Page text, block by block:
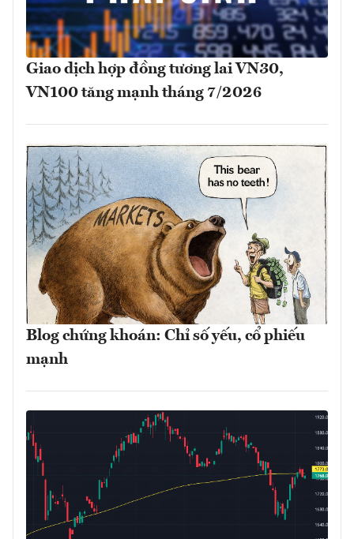
Giao dịch hợp đồng tương lai VN30,
VN100 tăng mạnh tháng 7/2026
Blog chứng khoán: Chỉ số yếu, cổ phiếu
mạnh